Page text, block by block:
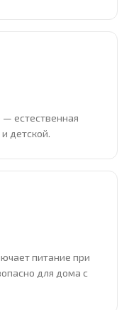
естественная
детской.
питание при
для дома с